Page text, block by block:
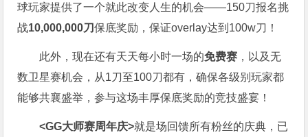
球玩家提供了一个就此改变人生的机会——150刀报名挑
战10,000,000刀保底奖励，保证overlay达到100w刀！
此外，现在还有天天每小时一场的免费赛 ，以及无
数卫星赛机会，从1刀至100刀都有，确保各级别玩家都
能够共襄盛举，参与这场丰厚保底奖励的竞技盛宴！
<GG大师赛周年庆>就是场回馈所有粉丝的庆典，已